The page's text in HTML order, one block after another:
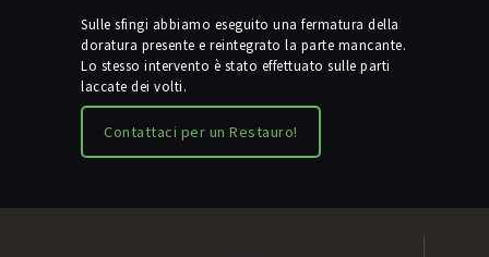
Sulle sfingi abbiamo eseguito una fermatura della
doratura presente e reintegrato la parte mancante.
Lo stesso intervento è stato effettuato sulle parti
laccate dei volti.
Contattaci per un Restauro!